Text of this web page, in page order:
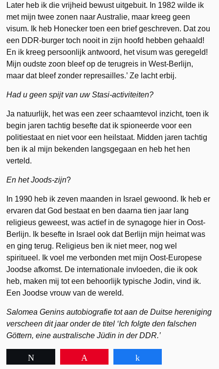
Later heb ik die vrijheid bewust uitgebuit. In 1982 wilde ik
met mijn twee zonen naar Australie, maar kreeg geen
visum. Ik heb Honecker toen een brief geschreven. Dat zou
een DDR-burger toch nooit in zijn hoofd hebben gehaald!
En ik kreeg persoonlijk antwoord, het visum was geregeld!
Mijn oudste zoon bleef op de terugreis in West-Berlijn,
maar dat bleef zonder represailles.’ Ze lacht erbij.
Had u geen spijt van uw Stasi-activiteiten?
Ja natuurlijk, het was een zeer schaamtevol inzicht, toen ik
begin jaren tachtig besefte dat ik spioneerde voor een
politiestaat en niet voor een heilstaat. Midden jaren tachtig
ben ik al mijn bekenden langsgegaan en heb het hen
verteld.
En het Joods-zijn?
In 1990 heb ik zeven maanden in Israel gewoond. Ik heb er
ervaren dat God bestaat en ben daarna tien jaar lang
religieus geweest, was actief in de synagoge hier in Oost-
Berlijn. Ik besefte in Israel ook dat Berlijn mijn heimat was
en ging terug. Religieus ben ik niet meer, nog wel
spiritueel. Ik voel me verbonden met mijn Oost-Europese
Joodse afkomst. De internationale invloeden, die ik ook
heb, maken mij tot een behoorlijk typische Jodin, vind ik.
Een Joodse vrouw van de wereld.
Salomea Genins autobiografie tot aan de Duitse hereniging
verscheen dit jaar onder de titel ‘Ich folgte den falschen
Göttern, eine australische Jüdin in der DDR.’